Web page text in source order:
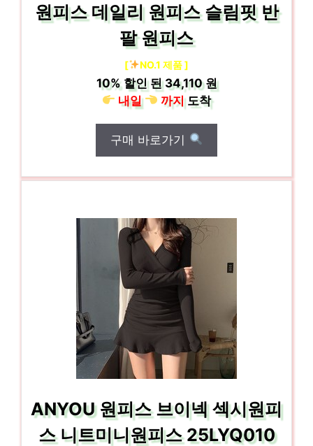
원피스 데일리 원피스 슬림핏 반
팔 원피스
[ NO.1 제품 ]
10%할인 된34,110 원
내일
까지도착
구매 바로가기
ANYOU 원피스 브이넥 섹시원피
스 니트미니원피스 25LYQ010